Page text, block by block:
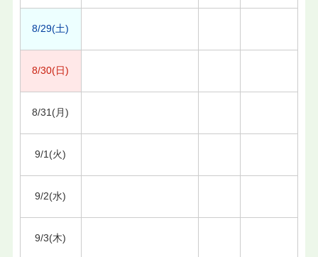
8/29(土)
8/30(日)
8/31(月)
9/1(火)
9/2(水)
9/3(木)